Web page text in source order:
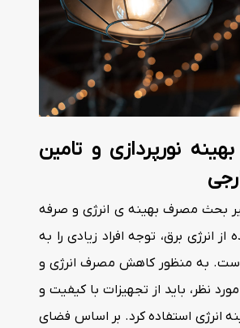
نورپردازی و تامین
بحث مصرف بهینه ی انرژی و صرفه
انرژی برق، توجه افراد زیادی را به
به منظور کاهش مصرف انرژی و
نظر، باید از تجهیزات با کیفیت و
انرژی استفاده کرد. بر اساس فضای